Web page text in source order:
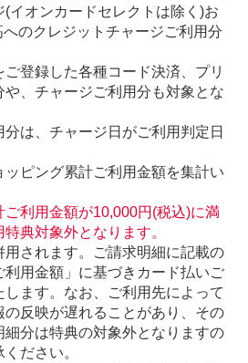
(イオンカードセレクトは除く)お
のクレジットチャージご利用分
ご登録した各種コード決済、プリ
、チャージご利用分も対象とな
分は、チャージ日がご利用判定日
ッピング累計ご利用金額を集計い
ご利用金額が10,000円(税込)に満
典対象外となります。
用されます。ご請求明細に記載の
利用金額」に基づきカード払いご
ます。なお、ご利用先によって
の反映が遅れることがあり、その
細分は特典の対象外となりますの
ださい。